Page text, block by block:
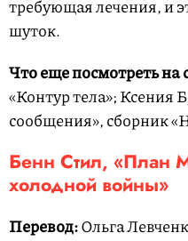
требующая лечения, и
шуток.
Что еще посмотреть на
«Контур тела»; Ксения
сообщения», сборник
Бенн Стил, «План
холодной войны»
Перевод:Ольга